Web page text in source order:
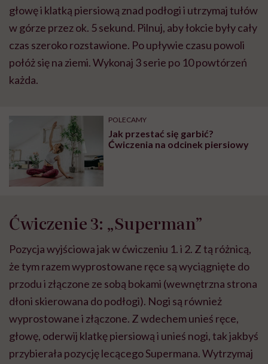
głowę i klatką piersiową znad podłogi i utrzymaj tułów
w górze przez ok. 5 sekund. Pilnuj, aby łokcie były cały
czas szeroko rozstawione. Po upływie czasu powoli
połóż się na ziemi. Wykonaj 3 serie po 10 powtórzeń
każda.
POLECAMY
Jak przestać się garbić?
Ćwiczenia na odcinek piersiowy
Ćwiczenie 3: „Superman”
Pozycja wyjściowa jak w ćwiczeniu 1. i 2. Z tą różnicą,
że tym razem wyprostowane ręce są wyciągnięte do
przodu i złączone ze sobą bokami (wewnętrzna strona
dłoni skierowana do podłogi). Nogi są również
wyprostowane i złączone. Z wdechem unieś ręce,
głowę, oderwij klatkę piersiową i unieś nogi, tak jakbyś
przybierała pozycję lecącego Supermana. Wytrzymaj